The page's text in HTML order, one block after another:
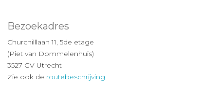
Bezoekadres
Churchilllaan 11, 5de etage
(Piet van Dommelenhuis)
3527 GV Utrecht
Zie ook de routebeschrijving